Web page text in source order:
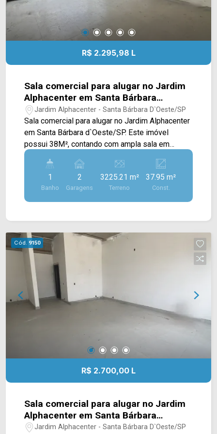
R$ 2.295,98 L
Sala comercial para alugar no Jardim
Alphacenter em Santa Bárbara
d`Oeste/SP
Jardim Alphacenter - Santa Bárbara D`Oeste/SP
Sala comercial para alugar no Jardim Alphacenter
em Santa Bárbara d`Oeste/SP. Este imóvel
possui 38M², contando com ampla sala em
blindex, banheiro, infraestrutura para instalação
de pia com ligação de água e esgoto, e ponto de
ar condicionado. > 01 banheiro social; > 02 vagas
rotativas. Localizado na Av. Norte-Sul Ver. Antônio
Carlos de Souza, estando próximo à Av. São
Atacadão, hospital Dr. Afonso Ramos, Tivoli
Shopping, Villa Multimall, Sancta, supermercados
e restaurantes. Entre em contato com a equipe da
Arbix Imóveis e agende a sua visita!! WhatsApp
e Telefone: (19) 3475-4546 ARBIX IMÓVEIS -
Presente em cada mudança!
1
Banho
2
Garagens
3225.21 m²
Terreno
37.95 m²
Const.
Cód. 9150
R$ 2.700,00 L
Sala comercial para alugar no Jardim
Alphacenter em Santa Bárbara
d`Oeste/SP
Jardim Alphacenter - Santa Bárbara D`Oeste/SP